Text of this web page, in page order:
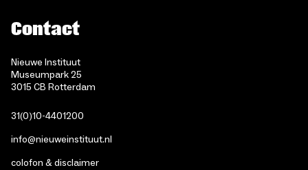
Contact
Nieuwe Instituut
Museumpark 25
3015 CB Rotterdam
31(0)10-4401200
info@nieuweinstituut.nl
colofon & disclaimer